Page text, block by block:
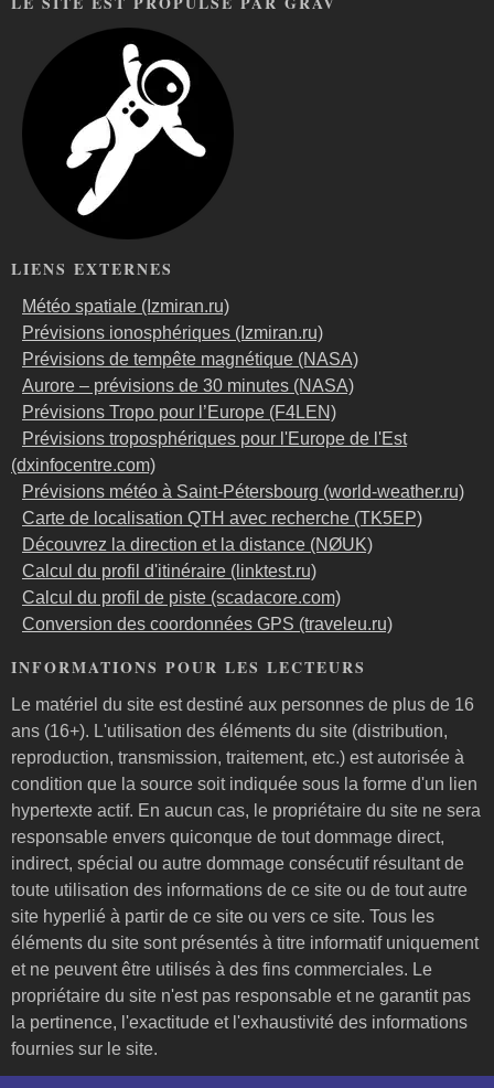
LIENS EXTERNES
Météo spatiale (Izmiran.ru)
Prévisions ionosphériques (Izmiran.ru)
Prévisions de tempête magnétique (NASA)
Aurore – prévisions de 30 minutes (NASA)
Prévisions Tropo pour l’Europe (F4LEN)
Prévisions troposphériques pour l'Europe de l'Est
(dxinfocentre.com)
Prévisions météo à Saint-Pétersbourg (world-weather.ru)
Carte de localisation QTH avec recherche (TK5EP)
Découvrez la direction et la distance (NØUK)
Calcul du profil d'itinéraire (linktest.ru)
Calcul du profil de piste (scadacore.com)
Conversion des coordonnées GPS (traveleu.ru)
INFORMATIONS POUR LES LECTEURS
Le matériel du site est destiné aux personnes de plus de 16
ans (16+). L'utilisation des éléments du site (distribution,
reproduction, transmission, traitement, etc.) est autorisée à
condition que la source soit indiquée sous la forme d'un lien
hypertexte actif. En aucun cas, le propriétaire du site ne sera
responsable envers quiconque de tout dommage direct,
indirect, spécial ou autre dommage consécutif résultant de
toute utilisation des informations de ce site ou de tout autre
site hyperlié à partir de ce site ou vers ce site. Tous les
éléments du site sont présentés à titre informatif uniquement
et ne peuvent être utilisés à des fins commerciales. Le
propriétaire du site n'est pas responsable et ne garantit pas
la pertinence, l'exactitude et l'exhaustivité des informations
fournies sur le site.